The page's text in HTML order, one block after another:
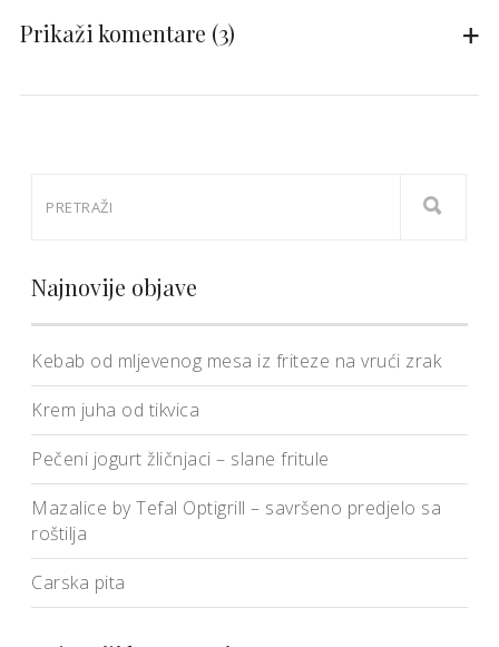
Prikaži komentare (3)
Najnovije objave
Kebab od mljevenog mesa iz friteze na vrući zrak
Krem juha od tikvica
Pečeni jogurt žličnjaci – slane fritule
Mazalice by Tefal Optigrill – savršeno predjelo sa
roštilja
Carska pita